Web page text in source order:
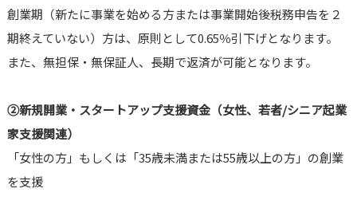
創業期（新たに事業を始める方または事業開始後税務申告を２
期終えていない）方は、原則として0.65％引下げとなります。
また、無担保・無保証人、長期で返済が可能となります。
②新規開業・スタートアップ支援資金（女性、若者/シニア起業
家支援関連）
「女性の方」もしくは「35歳未満または55歳以上の方」の創業
を支援